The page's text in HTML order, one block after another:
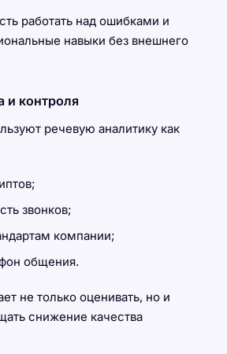
работать над ошибками и
навыки без внешнего
и контроля
речевую аналитику как
звонков;
компании;
общения.
не только оценивать, но и
снижение качества